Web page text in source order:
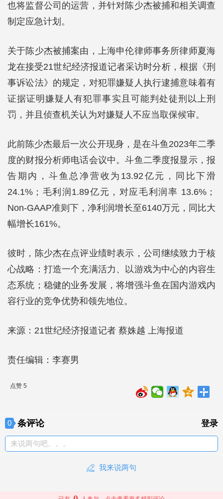
也将监督公司的运营，并针对陈少杰被捕和相关调查
制定应急计划。
关于陈少杰被捕案由，上海申伦律师事务所律师夏海
龙在接受21世纪经济报道记者采访时分析，根据《刑
事诉讼法》的规定，对犯罪嫌疑人执行逮捕意味着有
证据证明嫌疑人有犯罪事实且可能判处徒刑以上刑
罚，并且侦查机关认为对嫌疑人不应当取保候审。
此前陈少杰最后一次公开现身，是在斗鱼2023年二季
度的财报分析师电话会议中。斗鱼二季度报显示，报
告期内，斗鱼总净营收为13.92亿元，同比下滑
24.1%；毛利润1.89亿元，对应毛利润率 13.6%；
Non-GAAP准则下，净利润增长至6140万元，同比大
幅增长161%。
彼时，陈少杰在点评业绩时表示，公司继续致力于核
心战略：打造一个充满活力、以游戏为中心的内容生
态系统；稳健的业务发展，将增强斗鱼在国内游戏内
容行业的竞争优势和领先地位。
来源：21世纪经济报道记者 蔡姝越 上海报道
责任编辑：李赛男
点赞 5
0 条评论 登录
来说两句吧。。。
我来说两句